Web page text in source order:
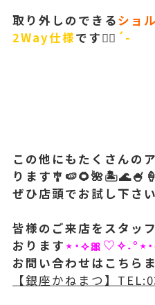
取り外しのできるショ
2Way仕様です✌🏻 ´-
この他にもたくさんの
ります🎐🍉🌻🌺🏝🌊🍧‪🍦‬
ぜひ店頭でお試し下さい
皆様のご来店をスタッ
おります
お問い合わせはこち
【銀座かねまつ】